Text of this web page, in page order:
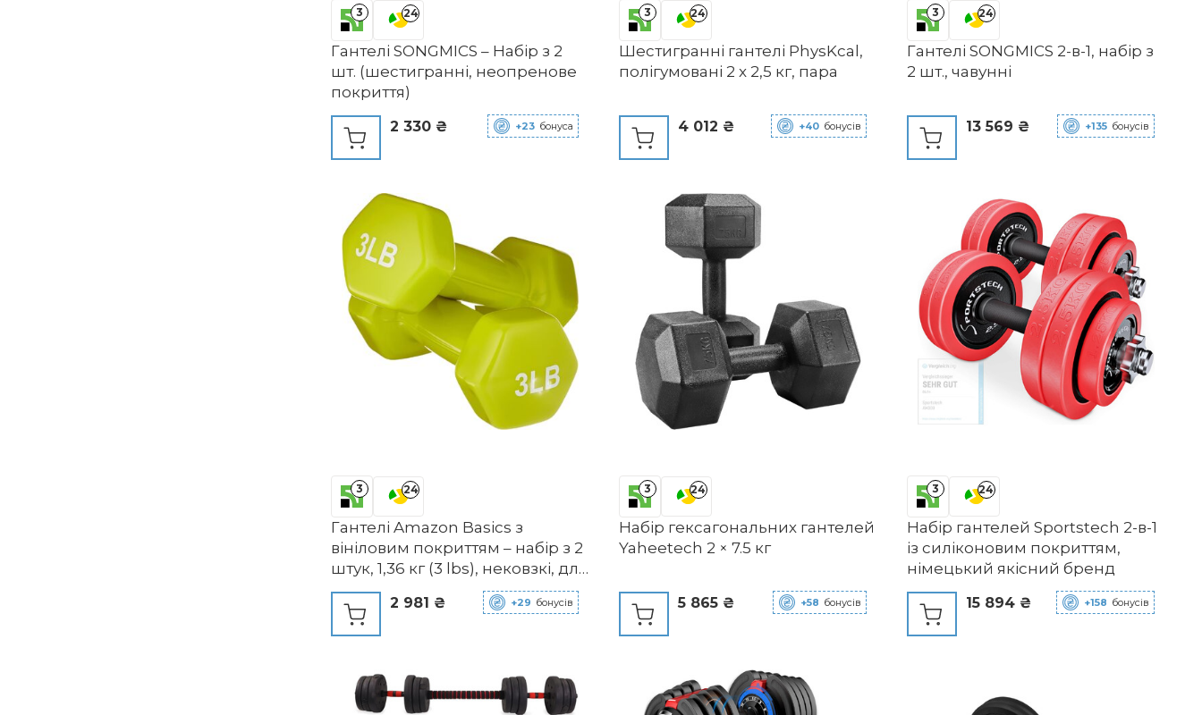
3 24
Гантелі SONGMICS – Набір з 2
шт. (шестигранні, неопренове
покриття)
2 330 ₴ +23 бонуса
3 24
Шестигранні гантелі PhysKcal,
полігумовані 2 x 2,5 кг, пара
4 012 ₴ +40 бонусів
3 24
Гантелі SONGMICS 2-в-1, набір з
2 шт., чавунні
13 569 ₴ +135 бонусів
3 24
Гантелі Amazon Basics з
вініловим покриттям – набір з 2
штук, 1,36 кг (3 lbs), нековзкі, для
фітнесу та аеробіки
2 981 ₴ +29 бонусів
3 24
Набір гексагональних гантелей
Yaheetech 2 × 7.5 кг
5 865 ₴ +58 бонусів
3 24
Набір гантелей Sportstech 2-в-1
із силіконовим покриттям,
німецький якісний бренд
15 894 ₴ +158 бонусів